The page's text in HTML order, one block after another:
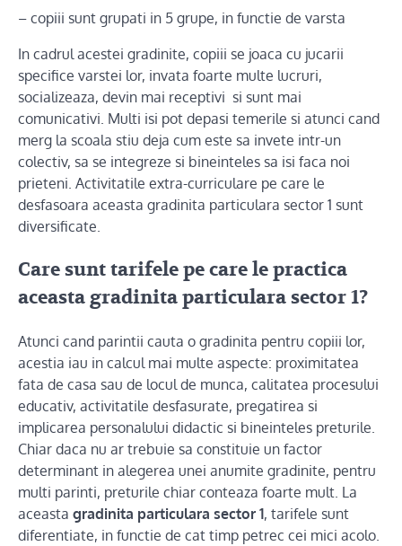
– copiii sunt grupati in 5 grupe, in functie de varsta
In cadrul acestei gradinite, copiii se joaca cu jucarii
specifice varstei lor, invata foarte multe lucruri,
socializeaza, devin mai receptivi si sunt mai
comunicativi. Multi isi pot depasi temerile si atunci cand
merg la scoala stiu deja cum este sa invete intr-un
colectiv, sa se integreze si bineinteles sa isi faca noi
prieteni. Activitatile extra-curriculare pe care le
desfasoara aceasta gradinita particulara sector 1 sunt
diversificate.
Care sunt tarifele pe care le practica
aceasta gradinita particulara sector 1?
Atunci cand parintii cauta o gradinita pentru copiii lor,
acestia iau in calcul mai multe aspecte: proximitatea
fata de casa sau de locul de munca, calitatea procesului
educativ, activitatile desfasurate, pregatirea si
implicarea personalului didactic si bineinteles preturile.
Chiar daca nu ar trebuie sa constituie un factor
determinant in alegerea unei anumite gradinite, pentru
multi parinti, preturile chiar conteaza foarte mult. La
aceasta gradinita particulara sector 1, tarifele sunt
diferentiate, in functie de cat timp petrec cei mici acolo.